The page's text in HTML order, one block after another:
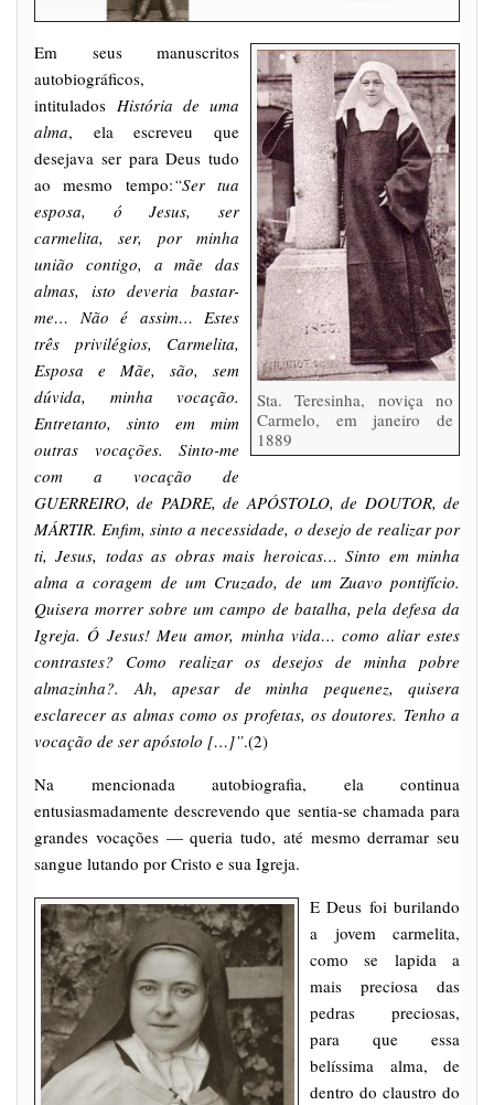
Sta. Teresinha, noviça no
Carmelo, em janeiro de
1889
Em seus manuscritos
autobiográficos,
intitulados História de uma
alma, ela escreveu que
desejava ser para Deus tudo
ao mesmo tempo:“Ser tua
esposa, ó Jesus, ser
carmelita, ser, por minha
união contigo, a mãe das
almas, isto deveria bastar-
me… Não é assim… Estes
três privilégios, Carmelita,
Esposa e Mãe, são, sem
dúvida, minha vocação.
Entretanto, sinto em mim
outras vocações. Sinto-me
com a vocação de
GUERREIRO, de PADRE, de APÓSTOLO, de DOUTOR, de
MÁRTIR. Enfim, sinto a necessidade, o desejo de realizar por
ti, Jesus, todas as obras mais heroicas… Sinto em minha
alma a coragem de um Cruzado, de um Zuavo pontifício.
Quisera morrer sobre um campo de batalha, pela defesa da
Igreja. Ó Jesus! Meu amor, minha vida… como aliar estes
contrastes? Como realizar os desejos de minha pobre
almazinha?. Ah, apesar de minha pequenez, quisera
esclarecer as almas como os profetas, os doutores. Tenho a
vocação de ser apóstolo […]”.(2)
Na mencionada autobiografia, ela continua
entusiasmadamente descrevendo que sentia-se chamada para
grandes vocações — queria tudo, até mesmo derramar seu
sangue lutando por Cristo e sua Igreja.
E Deus foi burilando
a jovem carmelita,
como se lapida a
mais preciosa das
pedras preciosas,
para que essa
belíssima alma, de
dentro do claustro do